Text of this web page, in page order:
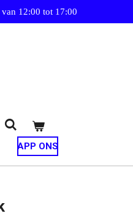
12:00 tot 17:00
APP ONS